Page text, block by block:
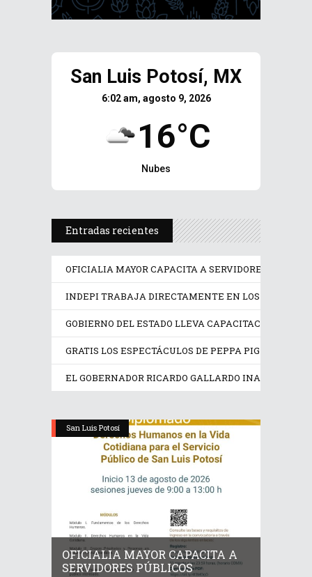
San Luis Potosí, MX
6:02 am, agosto 9, 2026
16°C
Nubes
Entradas recientes
OFICIALIA MAYOR CAPACITA A SERVIDORES
INDEPI TRABAJA DIRECTAMENTE EN LOS
GOBIERNO DEL ESTADO LLEVA CAPACITACIÓN
GRATIS LOS ESPECTÁCULOS DE PEPPA PIG Y
EL GOBERNADOR RICARDO GALLARDO INAUGURA
San Luis Potosí
OFICIALIA MAYOR CAPACITA A
SERVIDORES PÚBLICOS